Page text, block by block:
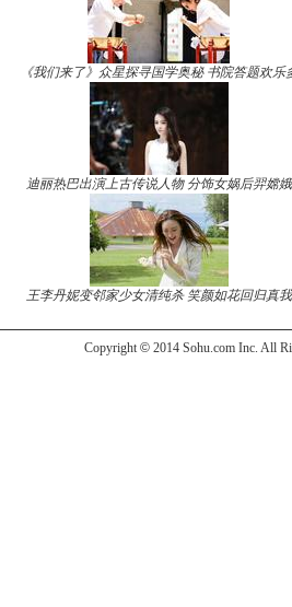
《我们来了》众星探寻国学奥秘 书院答题欢乐
迪丽热巴出演上古传说人物 分饰女娲后羿嫦娥
王李丹妮变邻家少女清纯杀 笑颜如花回归真我
Copyright © 2014 Sohu.com Inc. All